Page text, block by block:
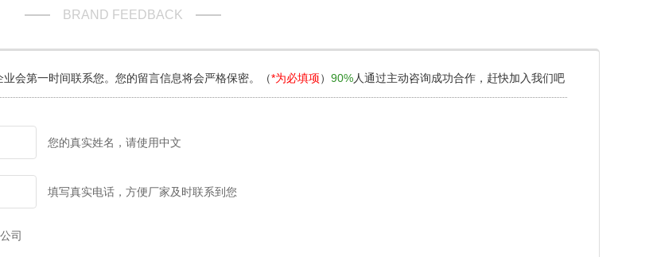
BRAND FEEDBACK
会第一时间联系您。您的留言信息将会严格保密。（*为必填项） 90%人通过主动咨询成功合作，赶快加入我们吧
您的真实姓名，请使用中文
填写真实电话，方便厂家及时联系到您
司